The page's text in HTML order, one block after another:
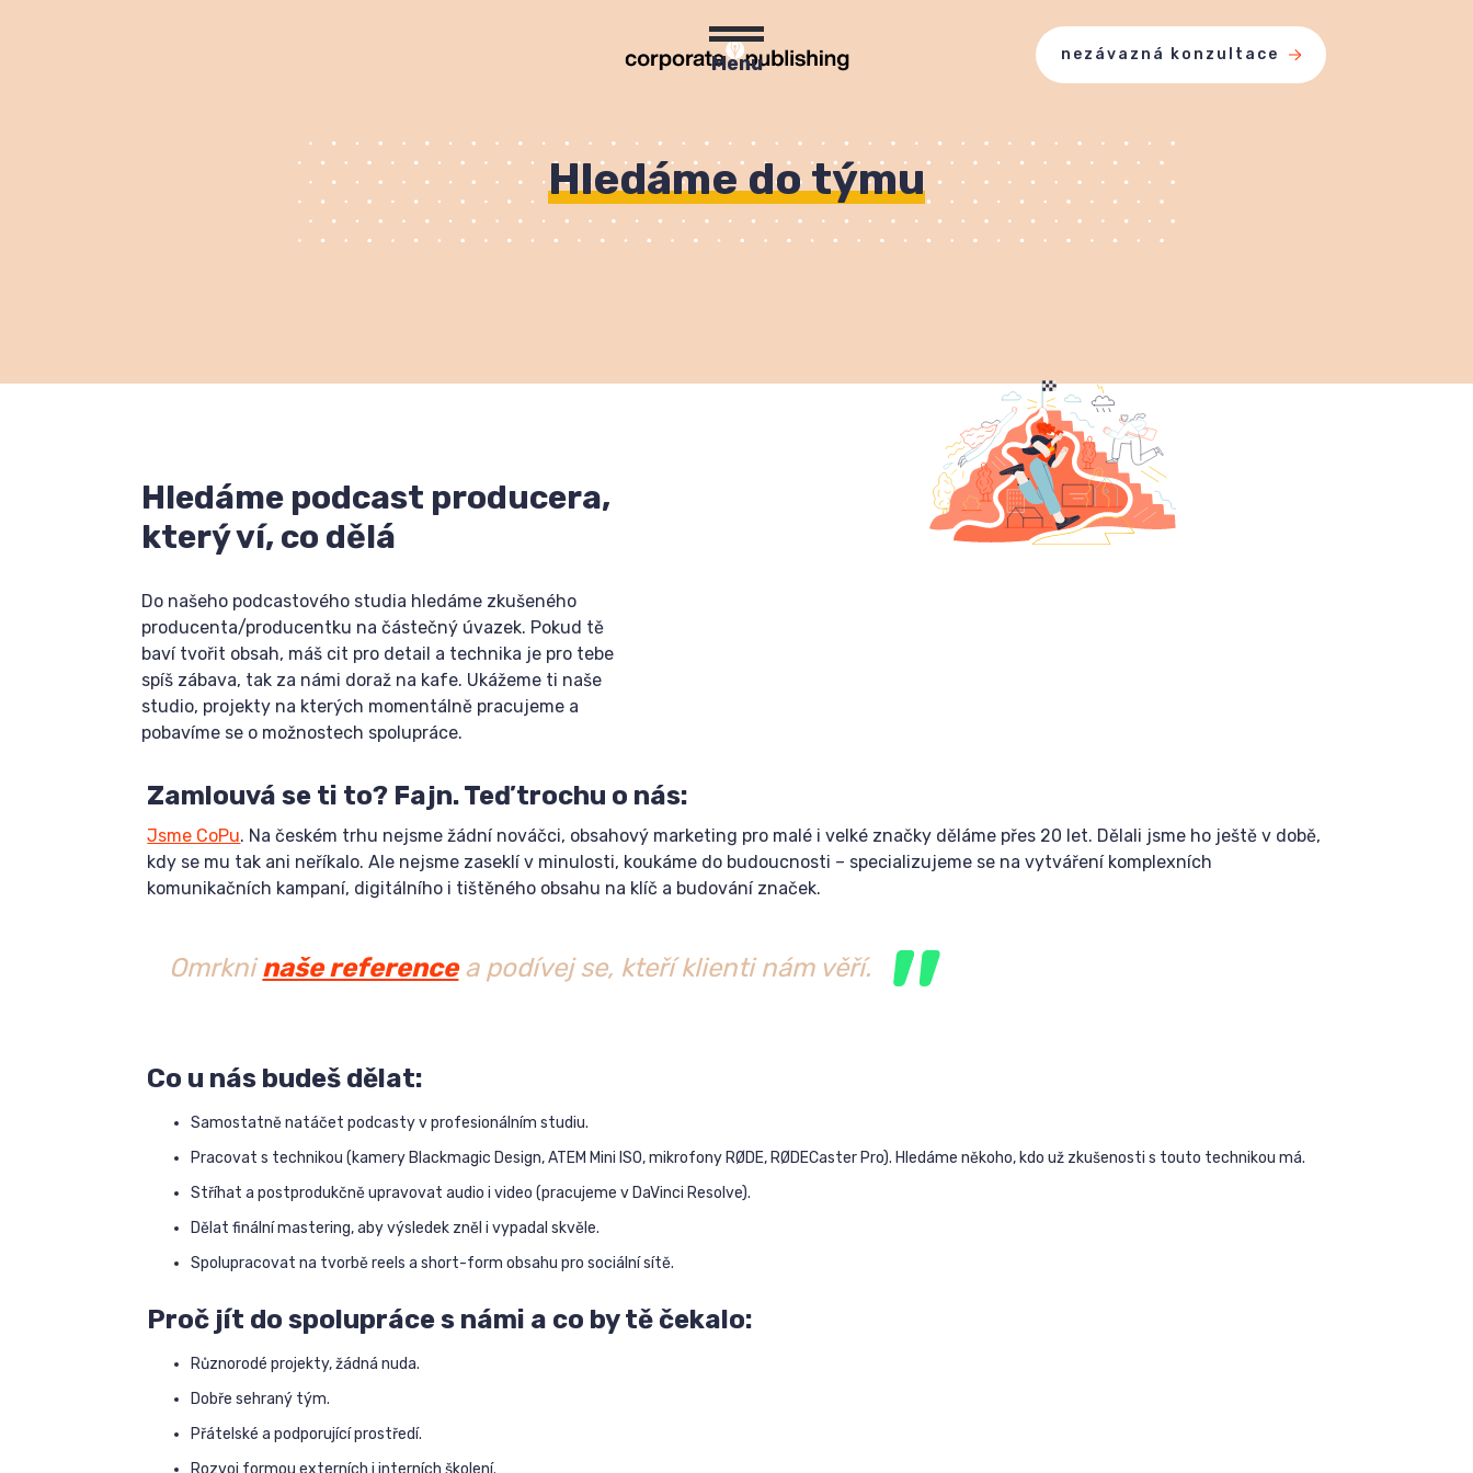
nezávazná konzultace
Menu
Hledáme do týmu
Hledáme podcast producera,
který ví, co dělá
Do našeho podcastového studia hledáme zkušeného
producenta/producentku na částečný úvazek. Pokud tě
baví tvořit obsah, máš cit pro detail a technika je pro tebe
spíš zábava, tak za námi doraž na kafe. Ukážeme ti naše
studio, projekty na kterých momentálně pracujeme a
pobavíme se o možnostech spolupráce.
Zamlouvá se ti to? Fajn. Teď trochu o nás:
Jsme CoPu. Na českém trhu nejsme žádní nováčci, obsahový marketing pro malé i velké značky děláme přes 20 let. Dělali jsme ho ještě v době,
kdy se mu tak ani neříkalo. Ale nejsme zaseklí v minulosti, koukáme do budoucnosti – specializujeme se na vytváření komplexních
komunikačních kampaní, digitálního i tištěného obsahu na klíč a budování značek.
Omrkninaše referencea podívej se, kteří klienti nám věří.
Co u nás budeš dělat:
Samostatně natáčet podcasty v profesionálním studiu.
Pracovat s technikou (kamery Blackmagic Design, ATEM Mini ISO, mikrofony RØDE, RØDECaster Pro). Hledáme někoho, kdo už zkušenosti s touto technikou má.
Stříhat a postprodukčně upravovat audio i video (pracujeme v DaVinci Resolve).
Dělat finální mastering, aby výsledek zněl i vypadal skvěle.
Spolupracovat na tvorbě reels a short-form obsahu pro sociální sítě.
Proč jít do spolupráce s námi a co by tě čekalo:
Různorodé projekty, žádná nuda.
Dobře sehraný tým.
Přátelské a podporující prostředí.
Rozvoj formou externích i interních školení.